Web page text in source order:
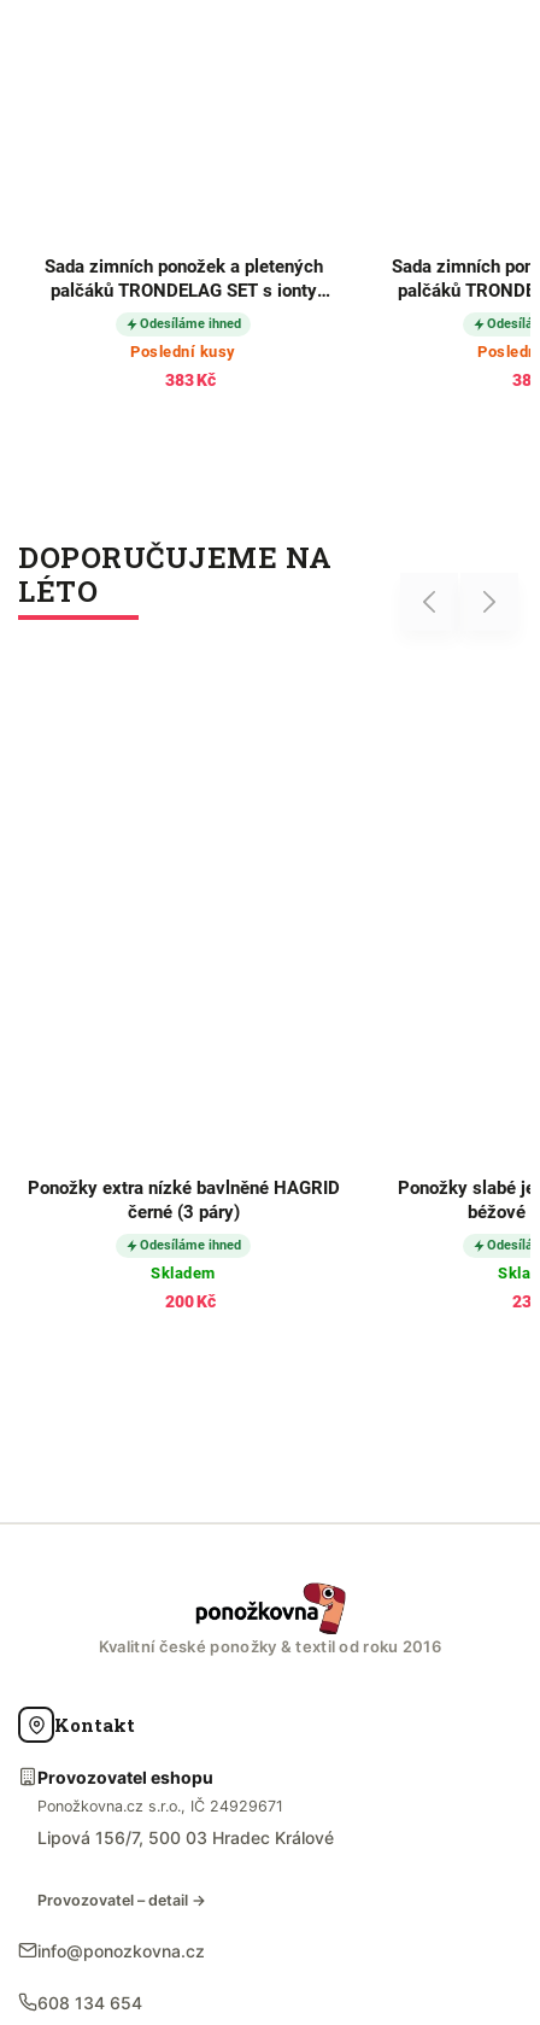
Sada zimních ponožek a pletených
palčáků TRONDELAG SET s ionty
stříbra AZUROVÉ
Odesíláme ihned
Poslední kusy
383 Kč
Sada zimních
palčáků
stříbra
DOPORUČUJEME NA
LÉTO
Previous
Ponožky extra nízké bavlněné HAGRID
černé (3 páry)
Odesíláme ihned
Skladem
200 Kč
Ponožky slabé
béžové
Next
Kvalitní české ponožky & textil od roku 2016
Kontakt
Provozovatel eshopu
Ponožkovna.cz s.r.o., IČ 24929671
Lipová 156/7, 500 03 Hradec Králové
Provozovatel – detail →
info@ponozkovna.cz
608 134 654